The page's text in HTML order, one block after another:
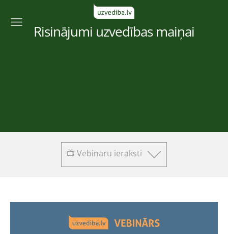
Risinājumi uzvedības maiņai
📺 Vebināru ieraksti